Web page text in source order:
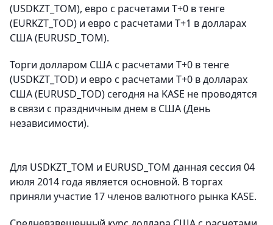
(USDKZT_TOM), евро с расчетами T+0 в тенге
(EURKZT_TOD) и евро с расчетами T+1 в долларах
США (EURUSD_TOM).
Торги долларом США с расчетами Т+0 в тенге
(USDKZT_TOD) и евро с расчетами T+0 в долларах
США (EURUSD_TOD) сегодня на KASE не проводятся
в связи с праздничным днем в США (День
независимости).
Для USDKZT_TOM и EURUSD_TOM данная сессия 04
июля 2014 года является основной. В торгах
приняли участие 17 членов валютного рынка KASE.